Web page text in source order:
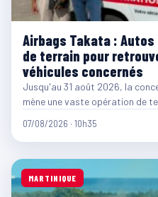
Airbags Takata : Autos
de terrain pour
véhicules concernés
Jusqu'au 31 août 2026, la
mène une vaste opération de
07/08/2026 · 10h35
MARTINIQUE